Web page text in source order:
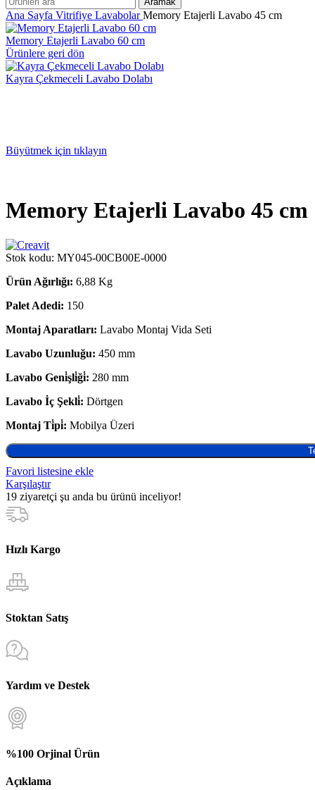
Ana Sayfa Vitrifiye LavabolarMemory Etajerli Lavabo 45 cm
Memory Etajerli Lavabo 60 cm
Ürünlere geri dön
Kayra Çekmeceli Lavabo Dolabı
Büyütmek için tıklayın
Memory Etajerli Lavabo 45 cm
Stok kodu: MY045-00CB00E-0000
Ürün Ağırlığı: 6,88 Kg
Palet Adedi: 150
Montaj Aparatları: Lavabo Montaj Vida Seti
Lavabo Uzunluğu: 450 mm
Lavabo Geni̇şli̇ği̇: 280 mm
Lavabo İç Şekli̇: Dörtgen
Montaj Ti̇pi̇: Mobilya Üzeri
Favori listesine ekle
Karşılaştır
19 ziyaretçi şu anda bu ürünü inceliyor!
Hızlı Kargo
Stoktan Satış
Yardım ve Destek
%100 Orjinal Ürün
Açıklama